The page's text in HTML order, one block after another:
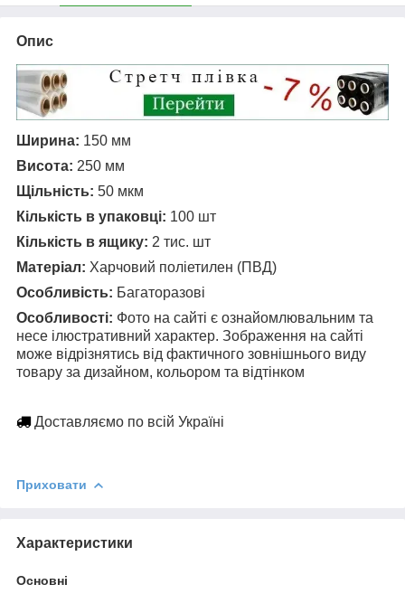
Опис
Ширина: 150 мм
Висота: 250 мм
Щільність: 50 мкм
Кількість в упаковці: 100 шт
Кількість в ящику: 2 тис. шт
Матеріал: Харчовий поліетилен (ПВД)
Особливість: Багаторазові
Особливості: Фото на сайті є ознайомлювальним та
несе ілюстративний характер. Зображення на сайті
може відрізнятись від фактичного зовнішнього виду
товару за дизайном, кольором та відтінком
Доставляємо по всій Україні
Приховати
Характеристики
Основні